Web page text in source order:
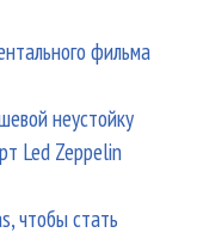
фильма
неустойку
Led Zeppelin
чтобы стать